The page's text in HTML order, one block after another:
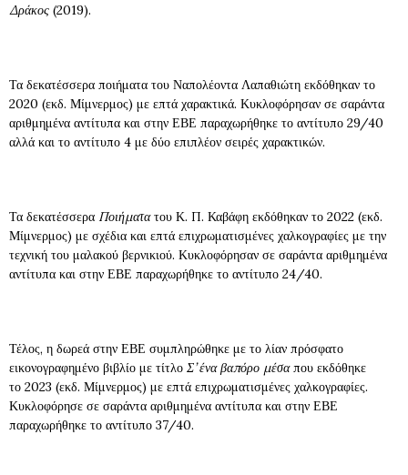
Δράκος (2019).
Τα δεκατέσσερα ποιήματα του Ναπολέοντα Λαπαθιώτη εκδόθηκαν το
2020 (εκδ. Μίμνερμος) με επτά χαρακτικά. Κυκλοφόρησαν σε σαράντα
αριθμημένα αντίτυπα και στην ΕΒΕ παραχωρήθηκε το αντίτυπο 29/40
αλλά και το αντίτυπο 4 με δύο επιπλέον σειρές χαρακτικών.
Τα δεκατέσσερα Ποιήματατου Κ. Π. Καβάφη εκδόθηκαν το 2022 (εκδ.
Μίμνερμος) με σχέδια και επτά επιχρωματισμένες χαλκογραφίες με την
τεχνική του μαλακού βερνικιού. Κυκλοφόρησαν σε σαράντα αριθμημένα
αντίτυπα και στην ΕΒΕ παραχωρήθηκε το αντίτυπο 24/40.
Τέλος, η δωρεά στην ΕΒΕ συμπληρώθηκε με το λίαν πρόσφατο
εικονογραφημένο βιβλίο με τίτλο Σ’ ένα βαπόρο μέσαπου εκδόθηκε
το 2023 (εκδ. Μίμνερμος) με επτά επιχρωματισμένες χαλκογραφίες.
Κυκλοφόρησε σε σαράντα αριθμημένα αντίτυπα και στην ΕΒΕ
παραχωρήθηκε το αντίτυπο 37/40.